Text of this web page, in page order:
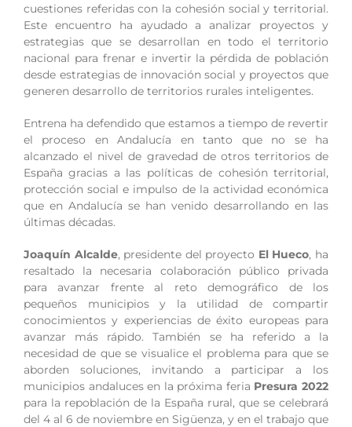
cuestiones referidas con la cohesión social y territorial.
Este encuentro ha ayudado a analizar proyectos y
estrategias que se desarrollan en todo el territorio
nacional para frenar e invertir la pérdida de población
desde estrategias de innovación social y proyectos que
generen desarrollo de territorios rurales inteligentes.
Entrena ha defendido que estamos a tiempo de revertir
el proceso en Andalucía en tanto que no se ha
alcanzado el nivel de gravedad de otros territorios de
España gracias a las políticas de cohesión territorial,
protección social e impulso de la actividad económica
que en Andalucía se han venido desarrollando en las
últimas décadas.
Joaquín Alcalde, presidente del proyecto El Hueco, ha
resaltado la necesaria colaboración público privada
para avanzar frente al reto demográfico de los
pequeños municipios y la utilidad de compartir
conocimientos y experiencias de éxito europeas para
avanzar más rápido. También se ha referido a la
necesidad de que se visualice el problema para que se
aborden soluciones, invitando a participar a los
municipios andaluces en la próxima feria Presura 2022
para la repoblación de la España rural, que se celebrará
del 4 al 6 de noviembre en Sigüenza, y en el trabajo que